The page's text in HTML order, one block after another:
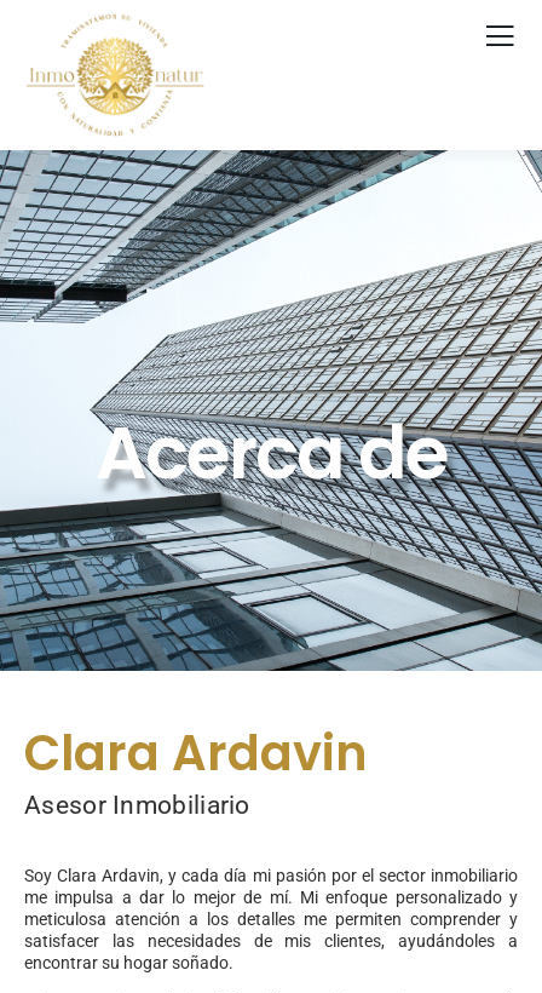
Acerca de
Clara Ardavin
Asesor Inmobiliario
Soy Clara Ardavin, y cada día mi pasión por el sector inmobiliario
me impulsa a dar lo mejor de mí. Mi enfoque personalizado y
meticulosa atención a los detalles me permiten comprender y
satisfacer las necesidades de mis clientes, ayudándoles a
encontrar su hogar soñado.